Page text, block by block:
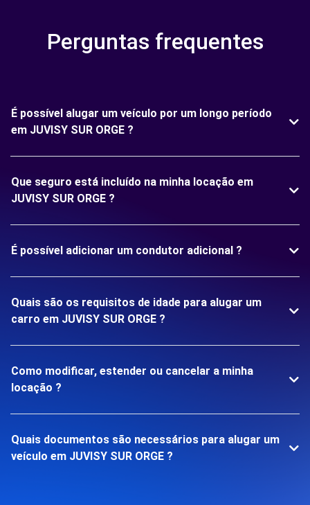
Perguntas frequentes
É possível alugar um veículo por um longo período
em JUVISY SUR ORGE ?
Que seguro está incluído na minha locação em
JUVISY SUR ORGE ?
É possível adicionar um condutor adicional ?
Quais são os requisitos de idade para alugar um
carro em JUVISY SUR ORGE ?
Como modificar, estender ou cancelar a minha
locação ?
Quais documentos são necessários para alugar um
veículo em JUVISY SUR ORGE ?